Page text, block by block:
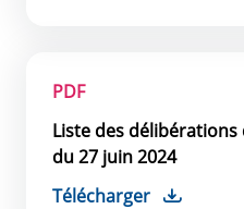
PDF
Liste des
du 27 juin 2024
Télécharger